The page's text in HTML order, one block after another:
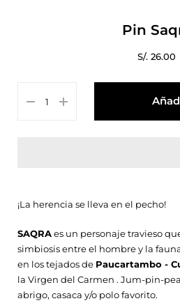
Pin
S/. 26.00
¡La herencia se lleva en el pecho!
SAQRAes un personaje travieso
simbiosis entre el hombre y la
en los tejados de Paucartambo -
la Virgen del Carmen . Jum-pin-
abrigo, casaca y/o polo favorito.